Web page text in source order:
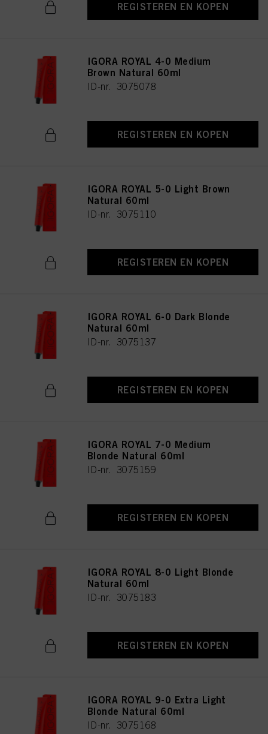
REGISTEREN EN KOPEN
IGORA ROYAL 4-0 Medium
Brown Natural 60ml
ID-nr. 3075078
REGISTEREN EN KOPEN
IGORA ROYAL 5-0 Light Brown
Natural 60ml
ID-nr. 3075110
REGISTEREN EN KOPEN
IGORA ROYAL 6-0 Dark Blonde
Natural 60ml
ID-nr. 3075137
REGISTEREN EN KOPEN
IGORA ROYAL 7-0 Medium
Blonde Natural 60ml
ID-nr. 3075159
REGISTEREN EN KOPEN
IGORA ROYAL 8-0 Light Blonde
Natural 60ml
ID-nr. 3075183
REGISTEREN EN KOPEN
IGORA ROYAL 9-0 Extra Light
Blonde Natural 60ml
ID-nr. 3075168